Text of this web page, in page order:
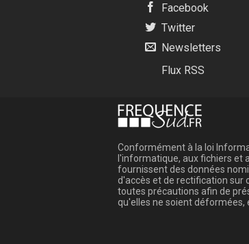
Facebook
Twitter
Newsletters
Flux RSS
Conformément à la loi
l'informatique, aux fichiers et
fournissent des données
d'accès et de rectification sur
toutes précautions afin de
qu'elles ne soient déformées,